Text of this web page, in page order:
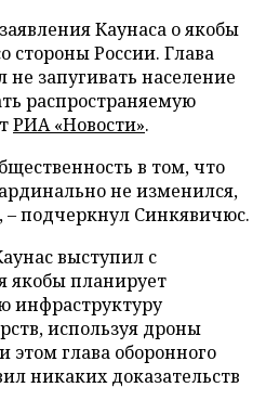
Каунаса о якобы
стороны России. Глава
не запугивать население
распространяемую
РИА «Новости».
в том, что
не изменился,
– подчеркнул Синкявичюс.
выступил с
якобы планирует
инфраструктуру
используя дроны
глава оборонного
никаких доказательств